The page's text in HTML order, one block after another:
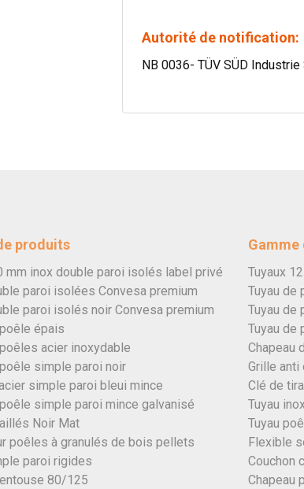
Autorité de notification:
NB 0036- TÜV SÜD
produits
mm inox double paroi isolés label privé
paroi isolées Convesa premium
paroi isolés noir Convesa premium
épais
acier inoxydable
simple paroi noir
simple paroi bleui mince
simple paroi mince galvanisé
Noir Mat
poêles à granulés de bois pellets
paroi rigides
80/125
Tuyaux
Tuyau de
Tuyau de
Tuyau de
Chapeau
Grille anti
Clé de
Tuyau
Tuyau
Flexible
Couchon
Chapeau